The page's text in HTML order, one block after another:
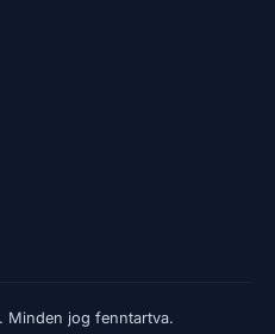
jog fenntartva.